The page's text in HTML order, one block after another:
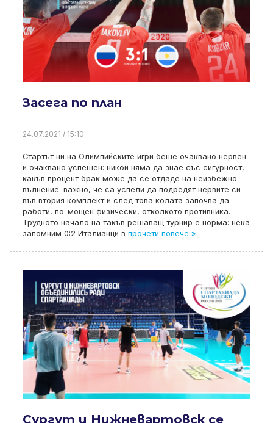
Засега по план
24.07.2021 / 15:10
Стартът ни на Олимпийските игри беше очаквано нервен
и очаквано успешен: никой няма да знае със сигурност,
какъв процент брак може да се отдаде на неизбежно
вълнение. важно, че са успели да подредят нервите си
във втория комплект и след това колата започва да
работи, по-мощен физически, отколкото противника.
Трудното начало на такъв решаващ турнир е норма: нека
запомним 0:2 Италианци в прочети повече »
Сургут и Нижневартовск се